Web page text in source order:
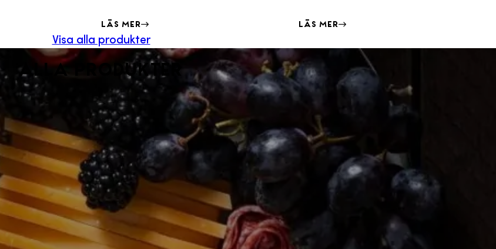
Läs mer Läs mer
Visa alla produkter
Alla produkter